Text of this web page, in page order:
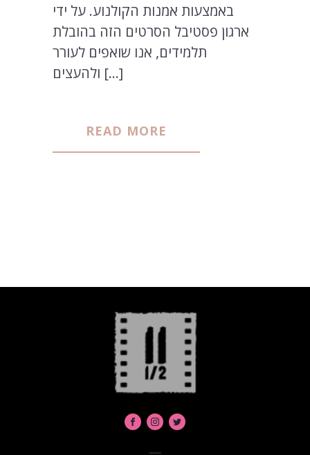
באמצעות אמנות הקולנוע. על ידי
ארגון פסטיבל הסרטים הזה בהובלת
תלמידים, אנו שואפים לעורר
ולהעצים […]
READ MORE